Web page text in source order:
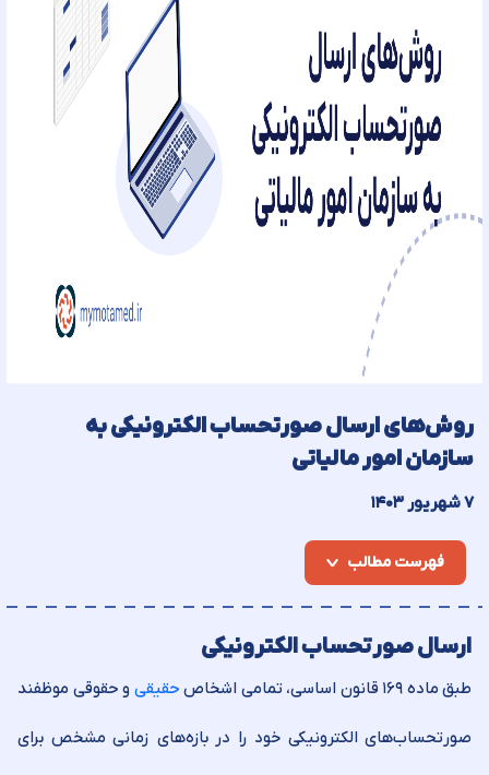
روش‌های ارسال صورتحساب الکترونیکی به
سازمان امور مالیاتی
۷ شهریور ۱۴۰۳
فهرست مطالب
ارسال صورتحساب الکترونیکی
طبق ماده ۱۶۹ قانون اساسی، تمامی اشخاص حقیقی و حقوقی موظفند
صورتحساب‌های الکترونیکی خود را در بازه‌های زمانی مشخص برای